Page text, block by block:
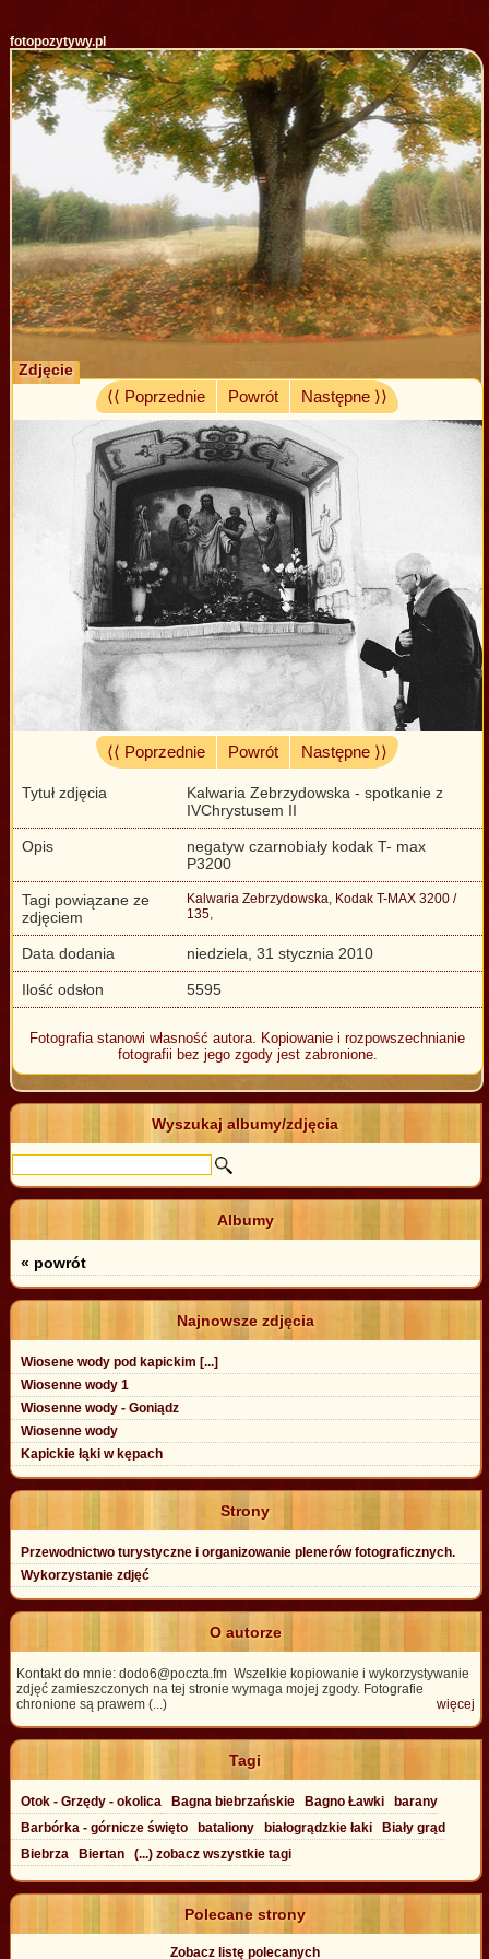
fotopozytywy.pl
Zdjęcie
⟨⟨ Poprzednie
Powrót Następne ⟩⟩
⟨⟨ Poprzednie Powrót Następne ⟩⟩
Tytuł zdjęcia
Kalwaria Zebrzydowska - spotkanie z
IVChrystusem II
Opis
negatyw czarnobiały kodak T- max
P3200
Tagi powiązane ze
zdjęciem
Kalwaria Zebrzydowska Kodak T-MAX 3200 /
135,
Data dodania niedziela, 31 stycznia 2010
Ilość odsłon 5595
Fotografia stanowi własność autora. Kopiowanie i rozpowszechnianie
fotografii bez jego zgody jest zabronione.
Wyszukaj albumy/zdjęcia
Albumy
« powrót
Najnowsze zdjęcia
Wiosene wody pod kapickim [...]
Wiosenne wody 1
Wiosenne wody - Goniądz
Wiosenne wody
Kapickie łąki w kępach
Strony
Przewodnictwo turystyczne i organizowanie plenerów fotograficznych.
Wykorzystanie zdjęć
O autorze
Kontakt do mnie: dodo6@poczta.fm Wszelkie kopiowanie i wykorzystywanie
zdjęć zamieszczonych na tej stronie wymaga mojej zgody. Fotografie
chronione są prawem (...)
więcej
Tagi
Otok - Grzędy - okolica Bagna biebrzańskie Bagno Ławki
barany
Barbórka - górnicze święto
bataliony białogrądzkie łaki
Biały grąd
Biebrza
Biertan (...) zobacz wszystkie tagi
Polecane strony
Zobacz listę polecanych